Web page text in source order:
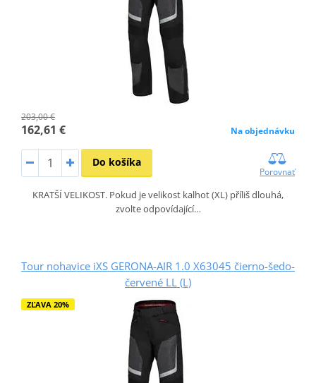
203,00 €
162,61 € Na objednávku
Do košíka
Porovnať
KRATŠÍ VELIKOST. Pokud je velikost kalhot (XL) příliš dlouhá,
zvolte odpovídající…
Tour nohavice iXS GERONA-AIR 1.0 X63045 čierno-šedo-
červené LL (L)
ZĽAVA 20%